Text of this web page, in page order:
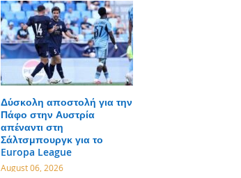
Δύσκολη αποστολή για την
Πάφο στην Αυστρία
απέναντι στη
Σάλτσμπουργκ για το
Europa League
August 06, 2026